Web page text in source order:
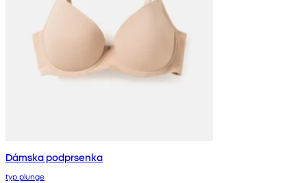
Dámska podprsenka
typ plunge